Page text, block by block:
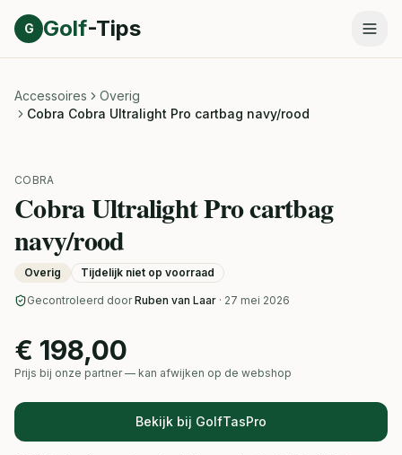
Direct naar inhoud
G Golf-Tips
Accessoires
Overig
Cobra Cobra Ultralight Pro cartbag navy/rood
COBRA
Cobra Ultralight Pro cartbag
navy/rood
Overig Tijdelijk niet op voorraad
Gecontroleerd door Ruben van Laar · 27 mei 2026
€ 198,00
Prijs bij onze partner — kan afwijken op de webshop
Bekijk bij GolfTasPro